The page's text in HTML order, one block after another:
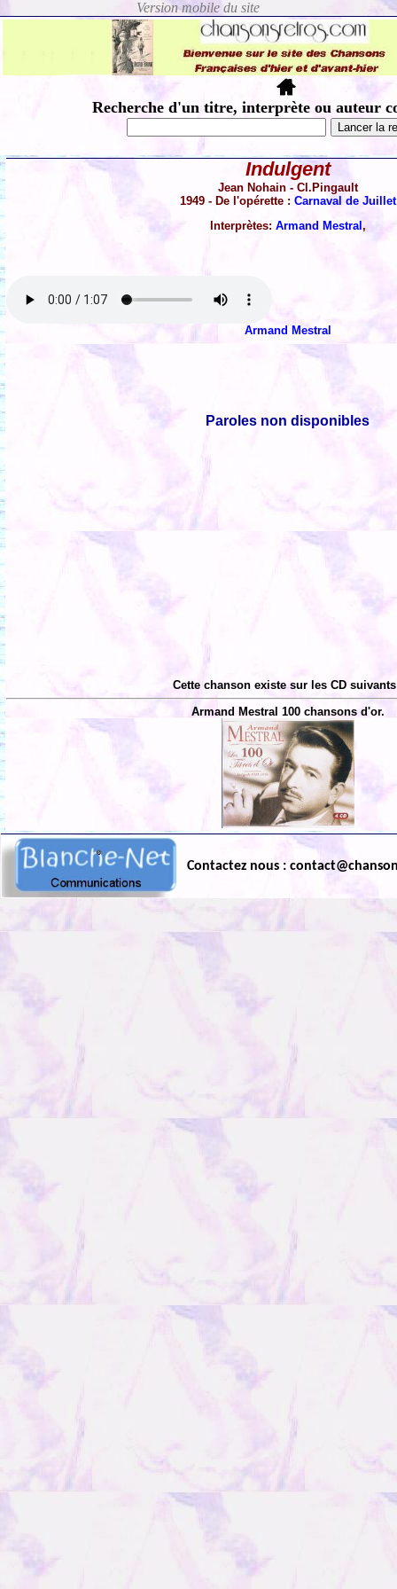
Recherche d'un titre, interprète ou auteur
Indulgent
Jean Nohain - Cl.Pingault
1949 - De l'opérette : Carnaval de Juillet
Interprètes: Armand Mestral ,
Armand Mestral
Paroles non disponibles
Cette chanson existe sur les CD
Armand Mestral 100 chansons d'or.
Contactez nous :